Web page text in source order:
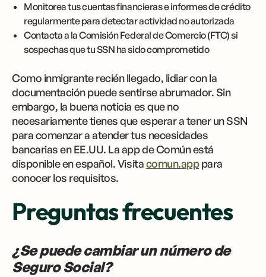
Monitorea tus cuentas financieras e informes de crédito
regularmente para detectar actividad no autorizada
Contacta a la Comisión Federal de Comercio (FTC) si
sospechas que tu SSN ha sido comprometido
Como inmigrante recién llegado, lidiar con la
documentación puede sentirse abrumador. Sin
embargo, la buena noticia es que no
necesariamente tienes que esperar a tener un SSN
para comenzar a atender tus necesidades
bancarias en EE.UU. La app de Común está
disponible en español. Visitacomun.apppara
conocer los requisitos.
Preguntas frecuentes
¿Se puede cambiar un número de
Seguro Social?